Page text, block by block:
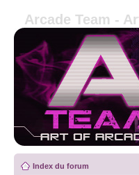
Arcade Team -
Index du forum